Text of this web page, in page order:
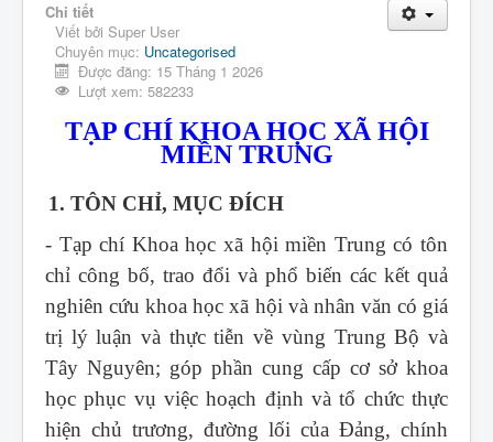
Chi tiết
Viết bởi Super User
Chuyên mục: Uncategorised
Được đăng: 15 Tháng 1 2026
Lượt xem: 582233
TẠP CHÍ KHOA HỌC XÃ HỘI
MIỀN TRUNG
1. TÔN CHỈ, MỤC ĐÍCH
- Tạp chí Khoa học xã hội miền Trung có tôn
chỉ công bố, trao đổi và phổ biến các kết quả
nghiên cứu khoa học xã hội và nhân văn có giá
trị lý luận và thực tiễn về vùng Trung Bộ và
Tây Nguyên; góp phần cung cấp cơ sở khoa
học phục vụ việc hoạch định và tổ chức thực
hiện chủ trương, đường lối của Đảng, chính